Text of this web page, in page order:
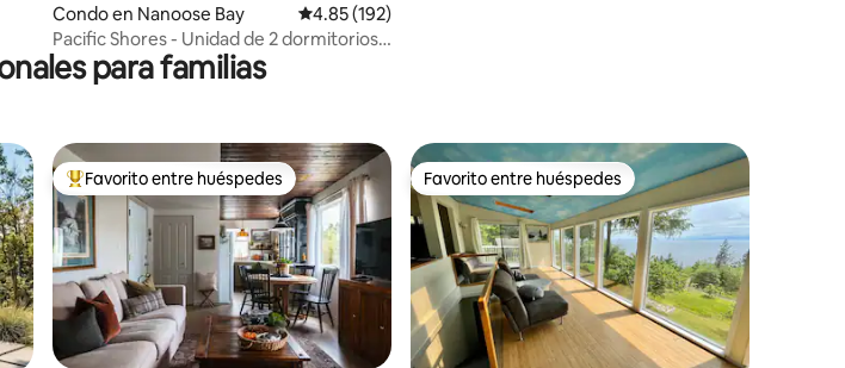
Condo en Nanoose Bay Calificación promedio: 4.85 de 5, 192 reseñas
4.85 (192)
Pacific Shores - Unidad de 2 dormitorios
frente al mar con terraza
para familias
Favorito entre huéspedes preferido
Favorito entre huéspedes Favorito entre huéspedes
Favorito entre huéspedes